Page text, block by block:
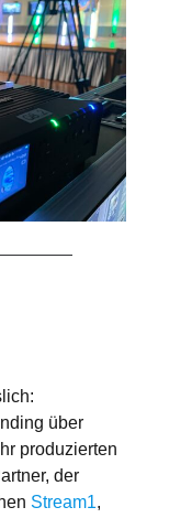
über
produzierten
der
Stream1,